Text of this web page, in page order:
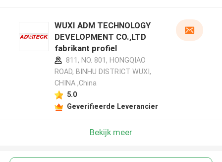
WUXI ADM TECHNOLOGY
DEVELOPMENT CO.,LTD
fabrikant profiel
811, NO. 801, HONGQIAO
ROAD, BINHU DISTRICT WUXI,
CHINA ,China
5.0
Geverifieerde Leverancier
Bekijk meer